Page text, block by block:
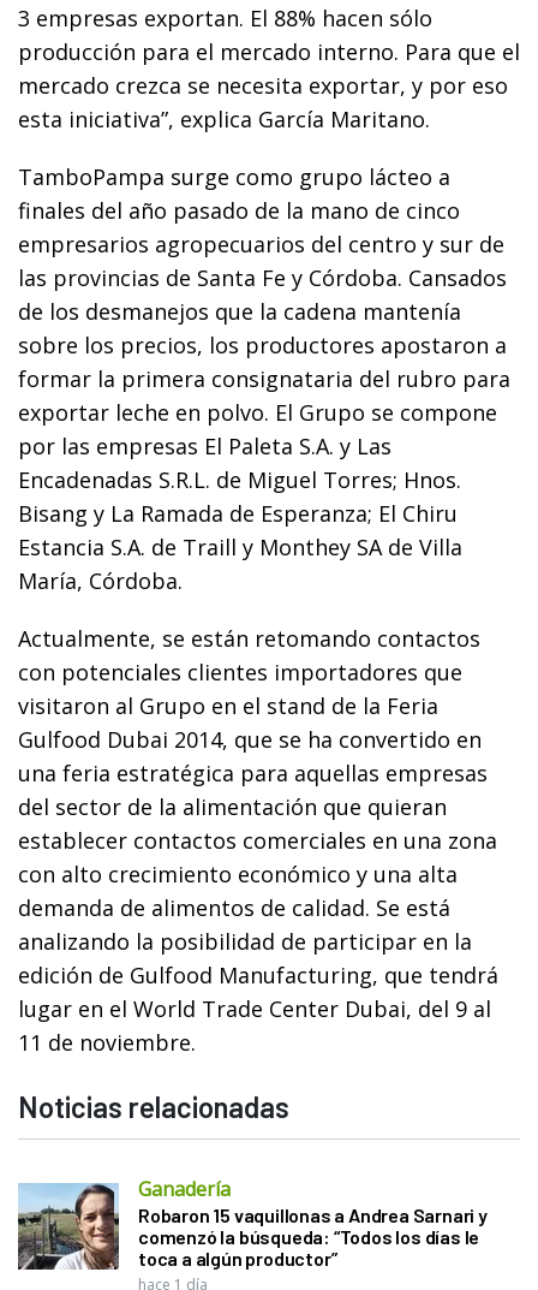
3 empresas exportan. El 88% hacen sólo
producción para el mercado interno. Para que el
mercado crezca se necesita exportar, y por eso
esta iniciativa”, explica García Maritano.
TamboPampa surge como grupo lácteo a
finales del año pasado de la mano de cinco
empresarios agropecuarios del centro y sur de
las provincias de Santa Fe y Córdoba. Cansados
de los desmanejos que la cadena mantenía
sobre los precios, los productores apostaron a
formar la primera consignataria del rubro para
exportar leche en polvo. El Grupo se compone
por las empresas El Paleta S.A. y Las
Encadenadas S.R.L. de Miguel Torres; Hnos.
Bisang y La Ramada de Esperanza; El Chiru
Estancia S.A. de Traill y Monthey SA de Villa
María, Córdoba.
Actualmente, se están retomando contactos
con potenciales clientes importadores que
visitaron al Grupo en el stand de la Feria
Gulfood Dubai 2014, que se ha convertido en
una feria estratégica para aquellas empresas
del sector de la alimentación que quieran
establecer contactos comerciales en una zona
con alto crecimiento económico y una alta
demanda de alimentos de calidad. Se está
analizando la posibilidad de participar en la
edición de Gulfood Manufacturing, que tendrá
lugar en el World Trade Center Dubai, del 9 al
11 de noviembre.
Noticias relacionadas
Ganadería
Robaron 15 vaquillonas a Andrea Sarnari y
comenzó la búsqueda: “Todos los días le
toca a algún productor”
hace 1 día